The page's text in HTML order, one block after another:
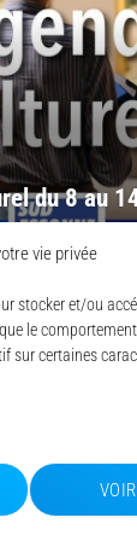
vie privée
stocker et/ou
le
sur certaines
du 8 au